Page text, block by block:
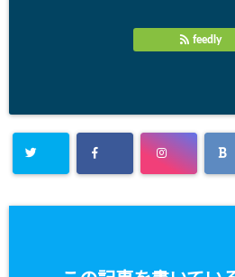
feedly